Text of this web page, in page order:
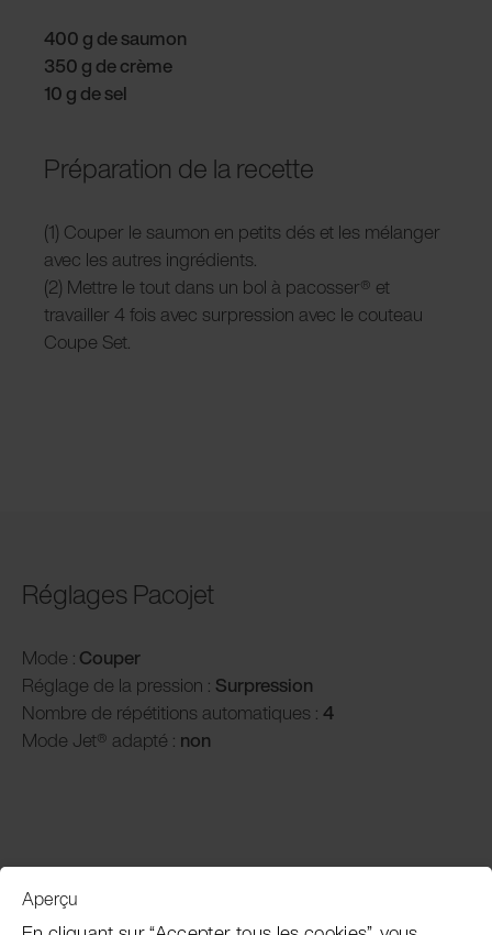
400 g de saumon
350 g de crème
10 g de sel
Préparation de la recette
(1) Couper le saumon en petits dés et les mélanger
avec les autres ingrédients.
(2) Mettre le tout dans un bol à pacosser® et
travailler 4 fois avec surpression avec le couteau
Coupe Set.
Réglages Pacojet
Mode : Couper
Réglage de la pression : Surpression
Nombre de répétitions automatiques : 4
Mode Jet® adapté : non
Service clientèle
Aperçu